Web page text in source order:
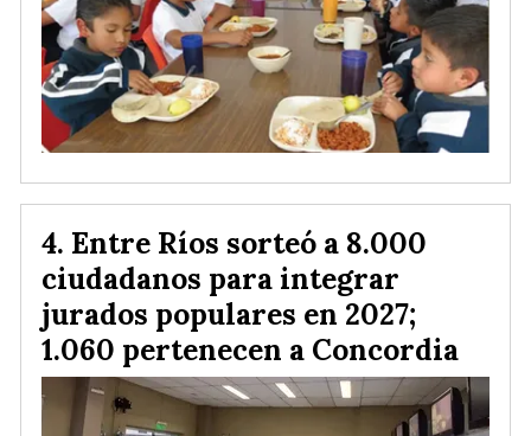
Entre Ríos sorteó a 8.000
ciudadanos para integrar
jurados populares en 2027;
1.060 pertenecen a Concordia